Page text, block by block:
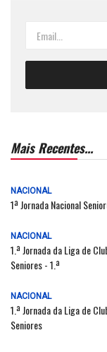
Mais Recentes...
NACIONAL
1ª Jornada Nacional
NACIONAL
1.ª Jornada da Liga de
Seniores - 1.ª
NACIONAL
1.ª Jornada da Liga de
Seniores